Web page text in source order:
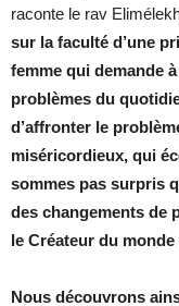
raconte le rav
sur la faculté d’une
femme qui demande
problèmes du
d’affronter le
miséricordieux, qui
sommes pas surpris
des changements de
le Créateur du
Nous découvrons